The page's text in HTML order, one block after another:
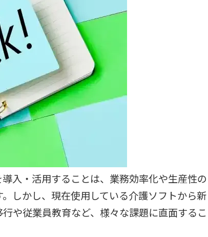
入・活用することは、業務効率化や生産性の
しかし、現在使用している介護ソフトから新
や従業員教育など、様々な課題に直面するこ